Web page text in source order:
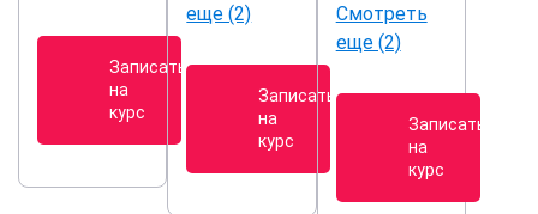
Записаться
на
курс
еще (2)
Записаться
на
курс
Смотреть
еще (2)
Записаться
на
курс